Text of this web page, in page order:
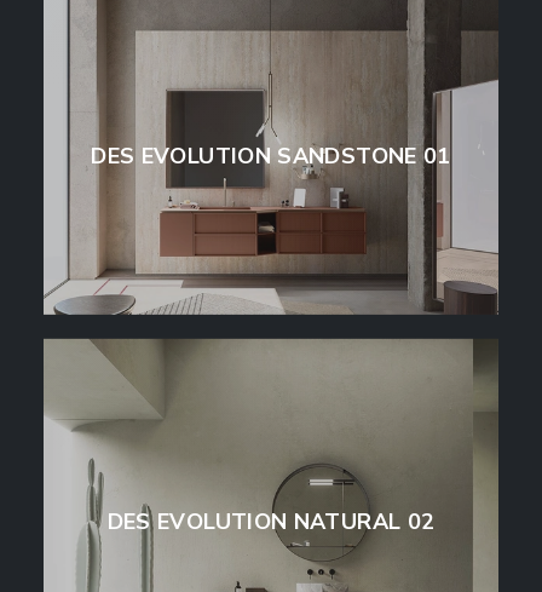
DES EVOLUTION SANDSTONE 01
DES EVOLUTION NATURAL 02